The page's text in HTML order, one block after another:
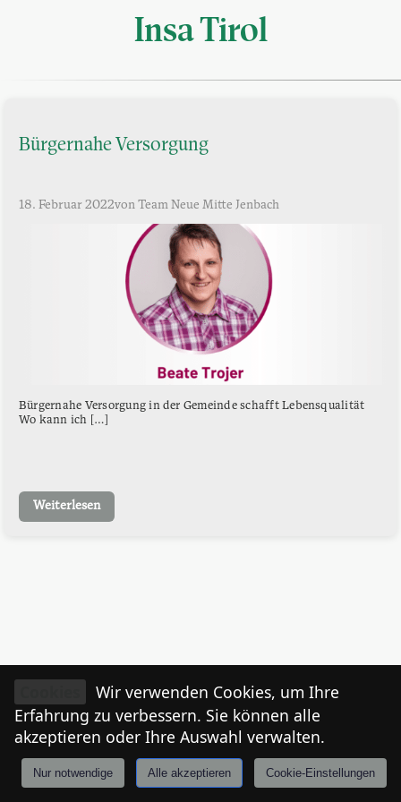
Insa Tirol
Bürgernahe Versorgung
18. Februar 2022von Team Neue Mitte Jenbach
Bürgernahe Versorgung in der Gemeinde schafft Lebensqualität
Wo kann ich […]
Weiterlesen
Anmelden Tiroler
Wir verwenden Cookies, um Ihre
Erfahrung zu verbessern. Sie können alle
akzeptieren oder Ihre Auswahl verwalten.
Nur notwendige Alle akzeptieren Cookie-Einstellungen